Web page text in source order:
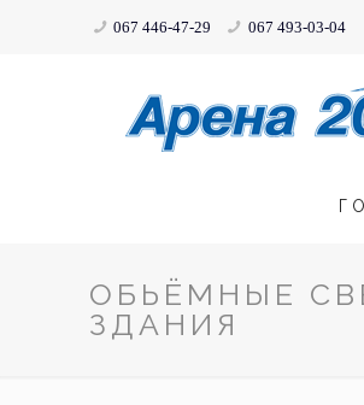
067 446-47-29 067 493-03-04
ОБЬЁМНЫЕ
ЗДАНИЯ